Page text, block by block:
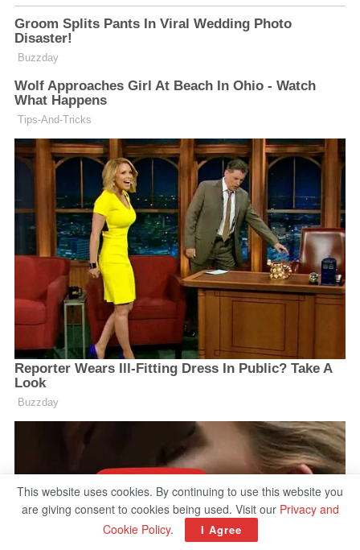
This website uses cookies. By continuing to use this website you
are giving consent to cookies being used. Visit our Privacy and
Cookie Policy. I Agree